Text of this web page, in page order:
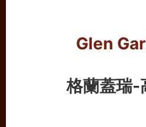
Glen
格蘭蓋瑞-